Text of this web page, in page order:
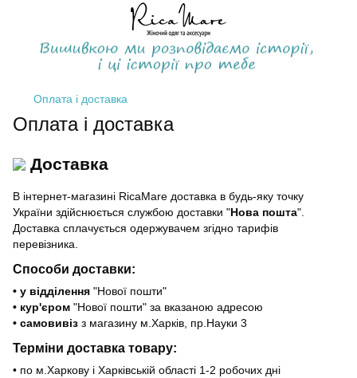
Оплата і доставка
Оплата і доставка
Доставка
В інтернет-магазині RicaMare доставка в будь-яку точку
України здійснюється службою доставки "Нова пошта".
Доставка сплачується одержувачем згідно тарифів
перевізника.
Способи доставки:
• у відділення "Нової пошти"
• кур'єром "Нової пошти" за вказаною адресою
• самовивіз з магазину м.Харків, пр.Науки 3
Терміни доставка товару:
• по м.Харкову і Харківській області 1-2 робочих дні